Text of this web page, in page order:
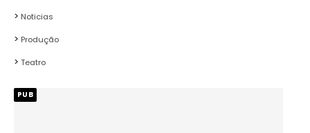
Noticias
Produção
Teatro
PUB